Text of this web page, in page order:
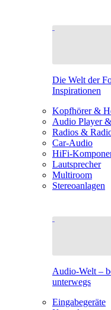
Die Welt der
Inspirationen
Kopfhörer &
Audio Player
Radios &
Car-Audio
HiFi-
Lautsprecher
Multiroom
Stereoanlagen
Audio-Welt –
unterwegs
Eingabegeräte